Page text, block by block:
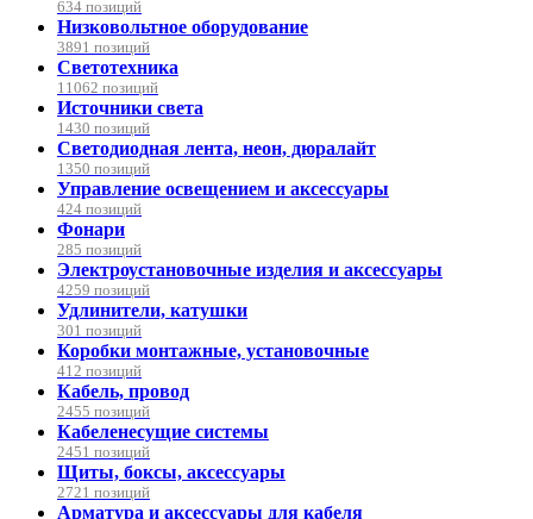
634 позиций
Низковольтное оборудование
3891 позиций
Светотехника
11062 позиций
Источники света
1430 позиций
Светодиодная лента, неон, дюралайт
1350 позиций
Управление освещением и аксессуары
424 позиций
Фонари
285 позиций
Электроустановочные изделия и аксессуары
4259 позиций
Удлинители, катушки
301 позиций
Коробки монтажные, установочные
412 позиций
Кабель, провод
2455 позиций
Кабеленесущие системы
2451 позиций
Щиты, боксы, аксессуары
2721 позиций
Арматура и аксессуары для кабеля